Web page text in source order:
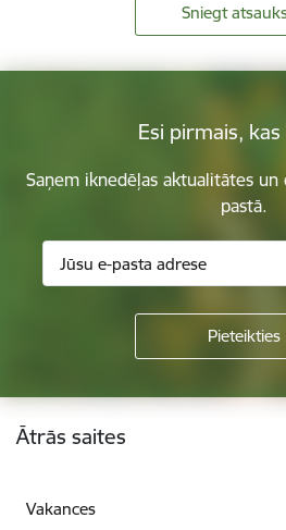
Sniegt
Esi pirmais, kas
Saņem iknedēļas aktualitātes un
pastā.
Kājene
Ātrās saites
Vakances